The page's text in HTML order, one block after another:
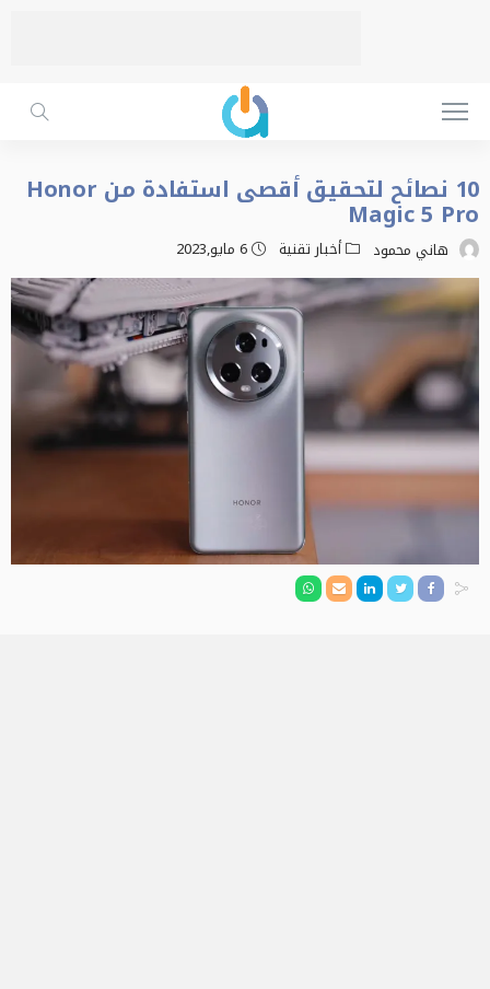
10 نصائح لتحقيق أقصى استفادة من Honor
Magic 5 Pro
هاني محمود أخبار تقنية 6 مايو,2023